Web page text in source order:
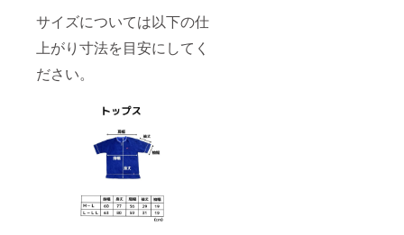
サイズについては以下の仕
上がり寸法を目安にしてく
ださい。